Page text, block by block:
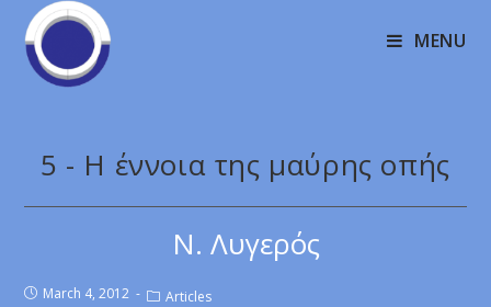
MENU
5 - Η έννοια της μαύρης οπής
Ν. Λυγερός
March 4, 2012 Articles